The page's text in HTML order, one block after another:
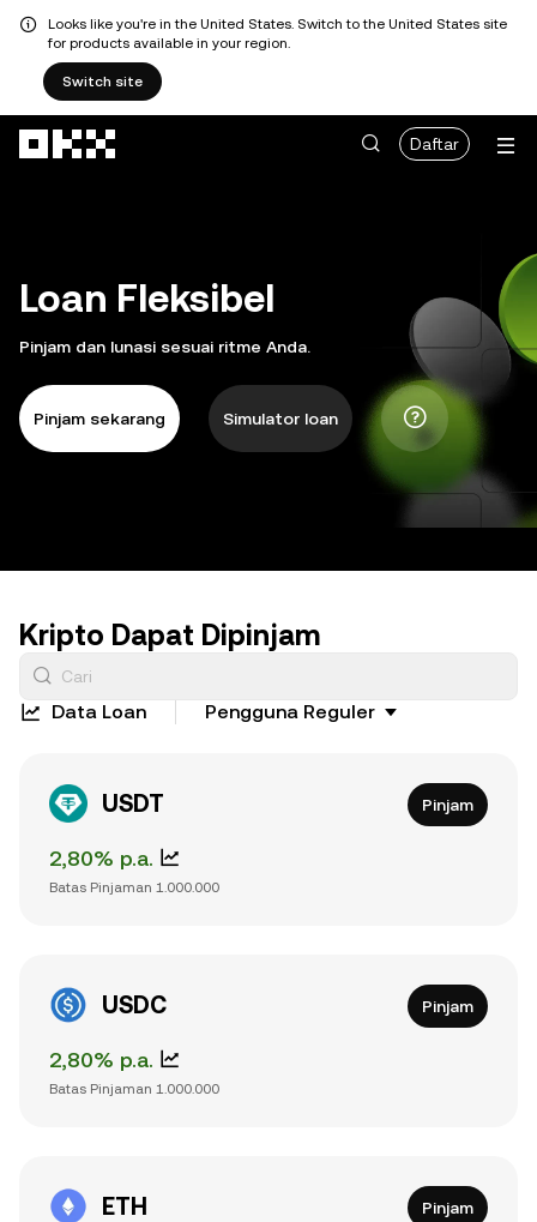
Looks like you're in the United States. Switch to the United States site
for products available in your region.
Switch site
Daftar
Loan Fleksibel
Pinjam dan lunasi sesuai ritme Anda.
Pinjam sekarang Simulator loan
Kripto Dapat Dipinjam
Data Loan Pengguna Reguler
USDT Pinjam
2,80% p.a.
Batas Pinjaman 1.000.000
USDC Pinjam
2,80% p.a.
Batas Pinjaman 1.000.000
ETH Pinjam